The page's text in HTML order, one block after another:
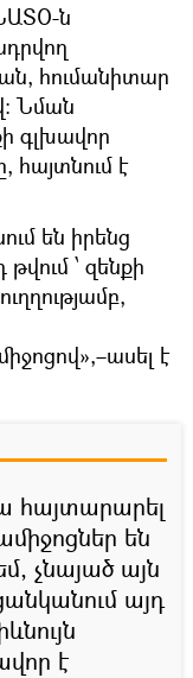
ն
հումանիտար
Նման
գլխավոր
հայտնում է
են իրենց
՝ զենքի
է
հայտարարել
են
չնայած այն
այդ
է